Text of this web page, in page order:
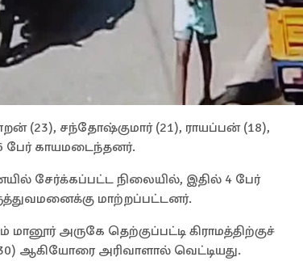
(23), சந்தோஷ்குமார் (21), ராயப்பன் (18),
6 பேர் காயமடைந்தனர்.
சேர்க்கப்பட்ட நிலையில், இதில் 4 பேர்
மாற்றப்பட்டனர்.
அருகே தெற்குப்பட்டி கிராமத்திற்குச்
ஆகியோரை அரிவாளால் வெட்டியது.